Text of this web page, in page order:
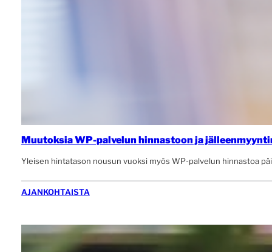
Muutoksia WP-palvelun hinnastoon ja
Yleisen hintatason nousun vuoksi myös WP-palvelun hinnastoa
AJANKOHTAISTA